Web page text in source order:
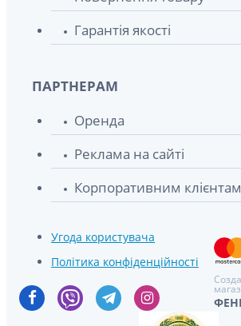
Гарантія якості
ПАРТНЕРАМ
Оренда
Реклама на сайті
Корпоративним клієнтам
Угода користувача
Політика конфіденційності